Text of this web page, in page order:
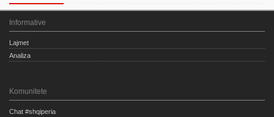
Informative
Lajmet
Analiza
Komunitete
Chat #shqiperia